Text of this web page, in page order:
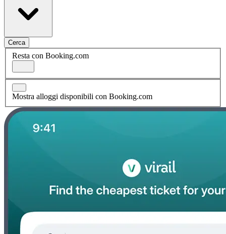
Cerca
Resta con Booking.com
Mostra alloggi disponibili con Booking.com